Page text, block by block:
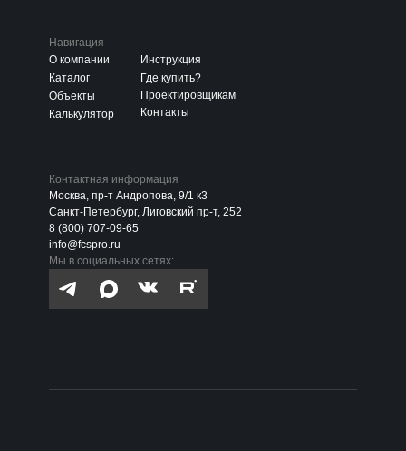
Навигация
О компании
Каталог
Объекты
Калькулятор
Инструкция
Где купить?
Проектировщикам
Контакты
Контактная информация
Москва, пр-т Андропова, 9/1 к3
Санкт-Петербург, Лиговский пр-т, 252
8 (800) 707-09-65
info@fcspro.ru
Мы в социальных сетях: